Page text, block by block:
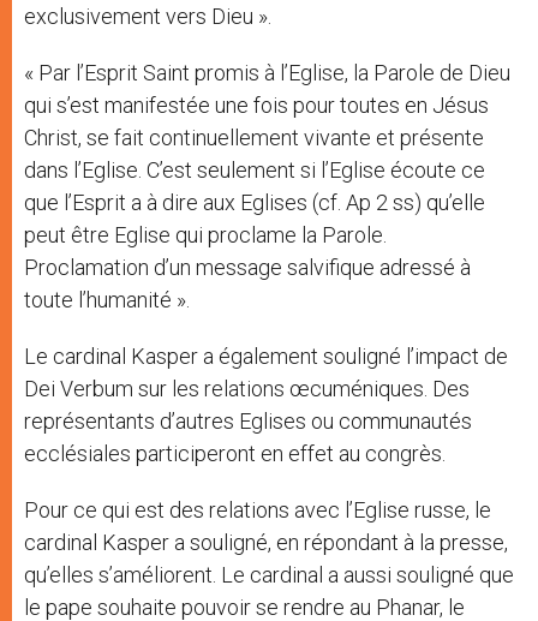
exclusivement vers Dieu ».
« Par l’Esprit Saint promis à l’Eglise, la Parole de Dieu
qui s’est manifestée une fois pour toutes en Jésus
Christ, se fait continuellement vivante et présente
dans l’Eglise. C’est seulement si l’Eglise écoute ce
que l’Esprit a à dire aux Eglises (cf. Ap 2 ss) qu’elle
peut être Eglise qui proclame la Parole.
Proclamation d’un message salvifique adressé à
toute l’humanité ».
Le cardinal Kasper a également souligné l’impact de
Dei Verbum sur les relations œcuméniques. Des
représentants d’autres Eglises ou communautés
ecclésiales participeront en effet au congrès.
Pour ce qui est des relations avec l’Eglise russe, le
cardinal Kasper a souligné, en répondant à la presse,
qu’elles s’améliorent. Le cardinal a aussi souligné que
le pape souhaite pouvoir se rendre au Phanar, le